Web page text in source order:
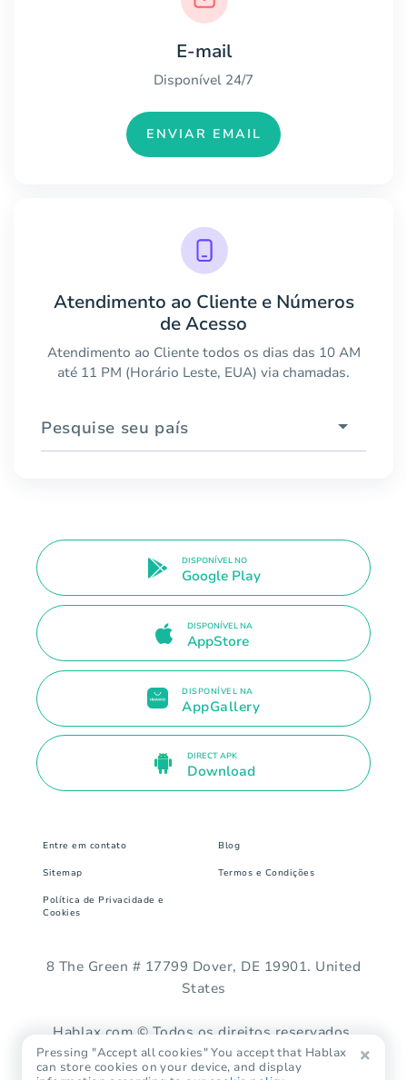
E-mail
Disponível 24/7
ENVIAR EMAIL
Atendimento ao Cliente e Números
de Acesso
Atendimento ao Cliente todos os dias das 10 AM
até 11 PM (Horário Leste, EUA) via chamadas.
Pesquise seu país
DISPONÍVEL NO
Google Play
DISPONÍVEL NA
AppStore
DISPONÍVEL NA
AppGallery
DIRECT APK
Download
Entre em contato Blog
Sitemap Termos e Condições
Política de Privacidade e
Cookies
8 The Green # 17799 Dover, DE 19901. United
States
Hablax.com © Todos os direitos reservados.
Pressing "Accept all cookies" You accept that Hablax
can store cookies on your device, and display